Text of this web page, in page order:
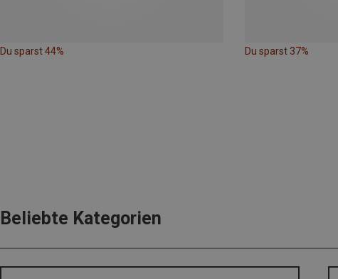
Du sparst 44% Du sparst 37%
Beliebte Kategorien